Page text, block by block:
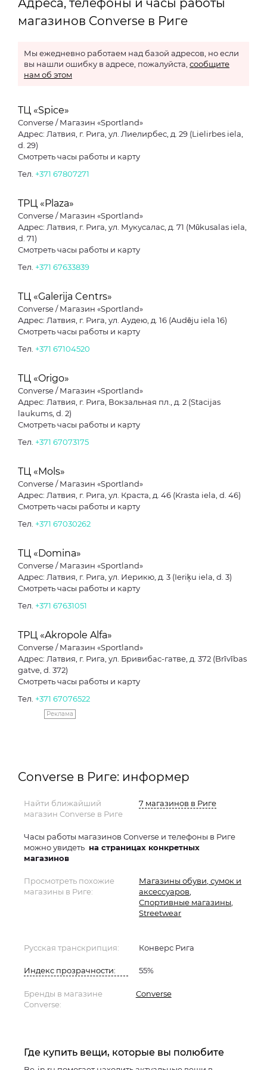
Адреса, телефоны и часы работы
магазинов Converse в Риге
Мы ежедневно работаем над базой адресов, но если
вы нашли ошибку в адресе, пожалуйста, сообщите
нам об этом
ТЦ «Spice»
Converse / Магазин «Sportland»
Адрес: Латвия, г. Рига, ул. Лиелирбес, д. 29 (Lielirbes iela,
d. 29)
Смотреть часы работы и карту
Тел. +371 67807271
ТРЦ «Plaza»
Converse / Магазин «Sportland»
Адрес: Латвия, г. Рига, ул. Мукусалас, д. 71 (Mūkusalas iela,
d. 71)
Смотреть часы работы и карту
Тел. +371 67633839
ТЦ «Galerija Centrs»
Converse / Магазин «Sportland»
Адрес: Латвия, г. Рига, ул. Аудею, д. 16 (Audēju iela 16)
Смотреть часы работы и карту
Тел. +371 67104520
ТЦ «Origo»
Converse / Магазин «Sportland»
Адрес: Латвия, г. Рига, Вокзальная пл., д. 2 (Stacijas
laukums, d. 2)
Смотреть часы работы и карту
Тел. +371 67073175
ТЦ «Mols»
Converse / Магазин «Sportland»
Адрес: Латвия, г. Рига, ул. Краста, д. 46 (Krasta iela, d. 46)
Смотреть часы работы и карту
Тел. +371 67030262
ТЦ «Domina»
Converse / Магазин «Sportland»
Адрес: Латвия, г. Рига, ул. Иерикю, д. 3 (Ieriķu iela, d. 3)
Смотреть часы работы и карту
Тел. +371 67631051
ТРЦ «Akropole Alfa»
Converse / Магазин «Sportland»
Адрес: Латвия, г. Рига, ул. Бривибас-гатве, д. 372 (Brīvības
gatve, d. 372)
Смотреть часы работы и карту
Тел. +371 67076522
Реклама
Converse в Риге: информер
Найти ближайший
магазин Converse в Риге
7 магазинов в Риге
Часы работы магазинов Converse и телефоны в Риге
можно увидеть на страницах конкретных
магазинов
Просмотреть похожие
магазины в Риге:
Магазины обуви, сумок и
аксессуаров
Спортивные магазины
Streetwear
Русская транскрипция: Конверс Рига
Индекс прозрачности: 55%
Бренды в магазине
Converse:
Converse
Где купить вещи, которые вы полюбите